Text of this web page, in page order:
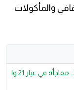
والمأكولات
🔥 سعر الذهب اليوم في مصر 6 أغسطس 2026.. مفاجأة في عيار 21 وا